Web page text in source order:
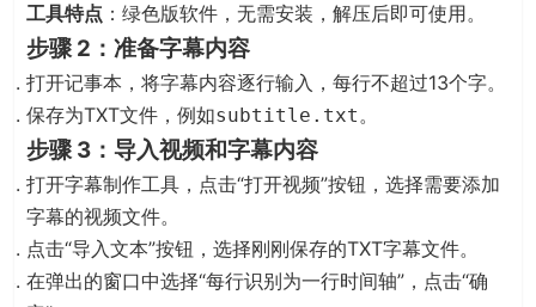
工具特点 ：绿色版软件，无需安装，解压后即可使用。
步骤 2：准备字幕内容
打开记事本，将字幕内容逐行输入，每行不超过13个字。
保存为TXT文件，例如subtitle.txt。
步骤 3：导入视频和字幕内容
打开字幕制作工具，点击“打开视频”按钮，选择需要添加
字幕的视频文件。
点击“导入文本”按钮，选择刚刚保存的TXT字幕文件。
在弹出的窗口中选择“每行识别为一行时间轴”，点击“确